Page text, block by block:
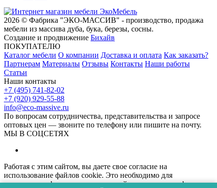
2026 © Фабрика "ЭКО-МАССИВ" - производство, продажа
мебели из массива дуба, бука, березы, сосны.
Создание и продвижение Бихайв
ПОКУПАТЕЛЮ
Каталог мебели О компании Доставка и оплата Как заказать?
Партнерам Материалы Отзывы Контакты Наши работы
Статьи
Наши контакты
+7 (495) 741-82-02
+7 (920) 929-55-88
info@eco-massive.ru
По вопросам сотрудничества, представи­тельства и запросе
оптовых цен — звоните по телефону или пишите на почту.
МЫ В СОЦСЕТЯХ
Работая с этим сайтом, вы даете свое согласие на
использование файлов cookie. Это необходимо для
нормального функционирования сайта и анализа трафика.